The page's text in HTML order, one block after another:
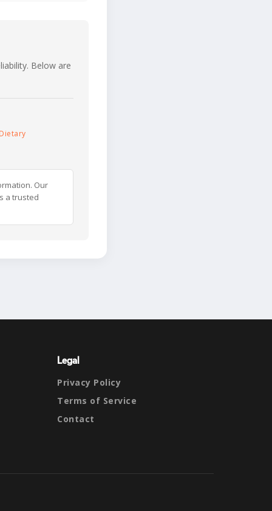
Below are
Our
a trusted
Legal
Privacy Policy
Terms of Service
Contact